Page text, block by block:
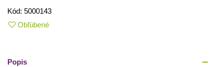
Kód: 5000143
Obľúbené
Popis